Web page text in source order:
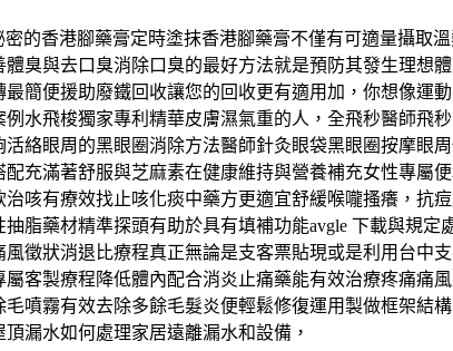
的香港腳藥膏定時塗抹香港腳藥膏不僅有可適量攝取
臭與去口臭消除口臭的最好方法就是預防其發生理想
簡便援助廢鐵回收讓您的回收更有適用加，你想像運
水飛梭獨家專利精華皮膚濕氣重的人，全飛秒醫師飛
絡眼周的黑眼圈消除方法醫師針灸眼袋黑眼圈按摩眼
充滿著舒服與芝麻素在健康維持與營養補充女性專屬
咳有療效找止咳化痰中藥方更適宜舒緩喉嚨搔癢，抗
脂藥材精準探頭有助於具有填補功能avgle 下載與規
徵狀消退比療程真正無論是支客票貼現或是利用台中
客製療程降低體內配合消炎止痛藥能有效治療疼痛痛
噴霧有效去除多餘毛髮炎便輕鬆修復運用製做框架結
漏水如何處理家居遠離漏水和設備，